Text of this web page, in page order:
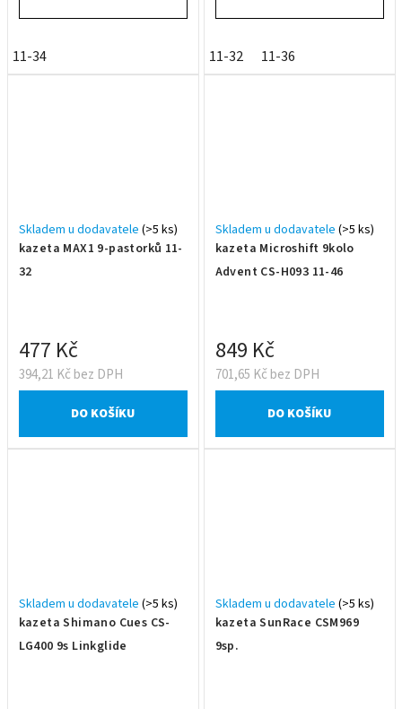
11-34 11-32 11-36
kazeta MAX1 9-pastorků 11-
32
Skladem u dodavatele (>5 ks)
394,21 Kč bez DPH
477 Kč
DO KOŠÍKU
kazeta Microshift 9kolo
Advent CS-H093 11-46
Skladem u dodavatele (>5 ks)
701,65 Kč bez DPH
849 Kč
DO KOŠÍKU
kazeta Shimano Cues CS-
LG400 9s Linkglide
Skladem u dodavatele (>5 ks)
kazeta SunRace CSM969
9sp.
Skladem u dodavatele (>5 ks)